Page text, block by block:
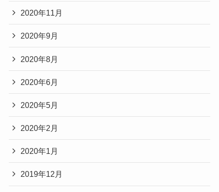
2020年11月
2020年9月
2020年8月
2020年6月
2020年5月
2020年2月
2020年1月
2019年12月